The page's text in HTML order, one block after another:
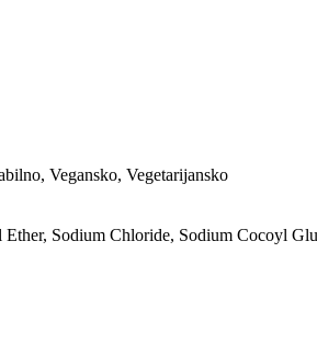
Vegansko, Vegetarijansko
Sodium Chloride, Sodium Cocoyl